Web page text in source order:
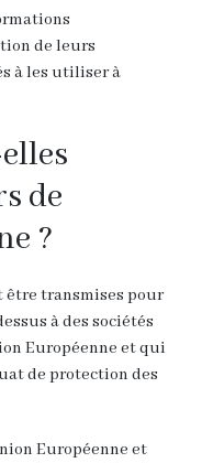
de leurs
à les utiliser à
de
?
être transmises pour
à des sociétés
Européenne et qui
de protection des
Européenne et